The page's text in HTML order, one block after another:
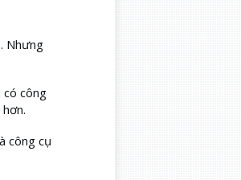
Nhưng
công
công cụ